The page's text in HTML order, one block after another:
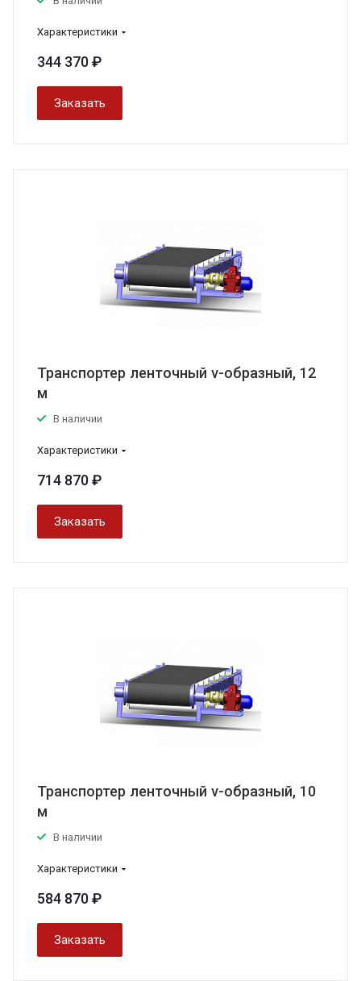
Характеристики
344 370 ₽
Заказать
Транспортер ленточный v-образный, 12
м
В наличии
Характеристики
714 870 ₽
Заказать
Транспортер ленточный v-образный, 10
м
В наличии
Характеристики
584 870 ₽
Заказать